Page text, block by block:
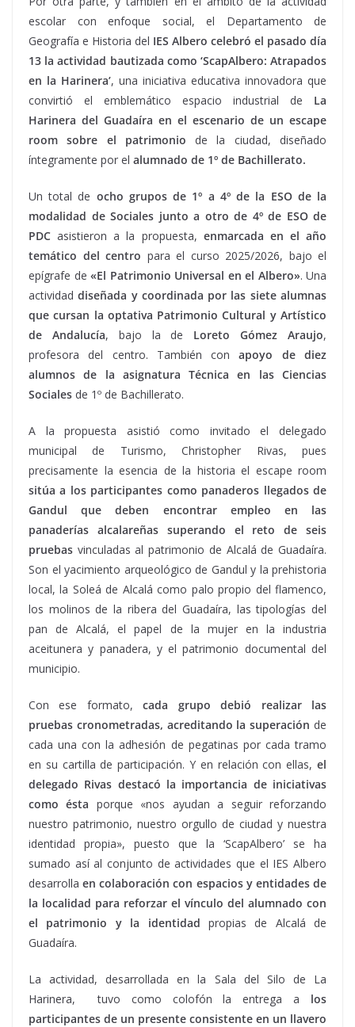
escolar con enfoque social, el Departamento de
Geografía e Historia del IES Albero celebró el pasado día
13 la actividad bautizada como ‘ScapAlbero: Atrapados
en la Harinera’, una iniciativa educativa innovadora que
convirtió el emblemático espacio industrial de La
Harinera del Guadaíra en el escenario de un escape
room sobre el patrimonio de la ciudad, diseñado
íntegramente por el alumnado de 1º de Bachillerato.
Un total de ocho grupos de 1º a 4º de la ESO de la
modalidad de Sociales junto a otro de 4º de ESO de
PDC asistieron a la propuesta, enmarcada en el año
temático del centro para el curso 2025/2026, bajo el
epígrafe de «El Patrimonio Universal en el Albero». Una
actividaddiseñada y coordinada por las siete alumnas
que cursan la optativa Patrimonio Cultural y Artístico
de Andalucía, bajo la de Loreto Gómez Araujo,
profesora del centro. También conapoyo de diez
alumnos de la asignatura Técnica en las Ciencias
Sociales de 1º de Bachillerato.
A la propuesta asistió como invitado el delegado
municipal de Turismo, Christopher Rivas, pues
precisamente la esencia de la historia el escape room
sitúa a los participantes como panaderos llegados de
Gandul que deben encontrar empleo en las
panaderías alcalareñas superando el reto de seis
pruebas vinculadas al patrimonio de Alcalá de Guadaíra.
Son el yacimiento arqueológico de Gandul y la prehistoria
local, la Soleá de Alcalá como palo propio del flamenco,
los molinos de la ribera del Guadaíra, las tipologías del
pan de Alcalá, el papel de la mujer en la industria
aceitunera y panadera, y el patrimonio documental del
municipio.
Con ese formato,cada grupo debió realizar las
pruebas cronometradas, acreditando la superación de
cada una con la adhesión de pegatinas por cada tramo
en su cartilla de participación. Y en relación con ellas, el
delegado Rivas destacó la importancia de iniciativas
como ésta porque «nos ayudan a seguir reforzando
nuestro patrimonio, nuestro orgullo de ciudad y nuestra
identidad propia», puesto que la ‘ScapAlbero’ se ha
sumado así al conjunto de actividades que el IES Albero
desarrolla en colaboración con espacios y entidades de
la localidad para reforzar el vínculo del alumnado con
el patrimonio y la identidad propias de Alcalá de
Guadaíra.
La actividad, desarrollada en la Sala del Silo de La
Harinera, tuvo como colofón la entrega a los
participantes de un presente consistente en un llavero